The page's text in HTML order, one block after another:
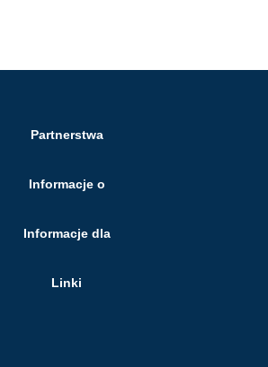
Partnerstwa
Informacje o
Informacje dla
Linki